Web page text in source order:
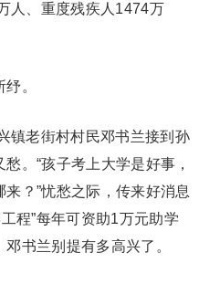
人、重度残疾人1474万
。
老街村村民邓书兰接到孙
。“孩子考上大学是好事，
？”忧愁之际，传来好消息
程”每年可资助1万元助学
书兰别提有多高兴了。